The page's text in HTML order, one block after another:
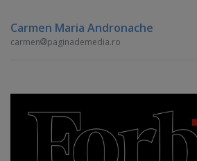
Carmen Maria Andronache
carmen paginademedia.ro